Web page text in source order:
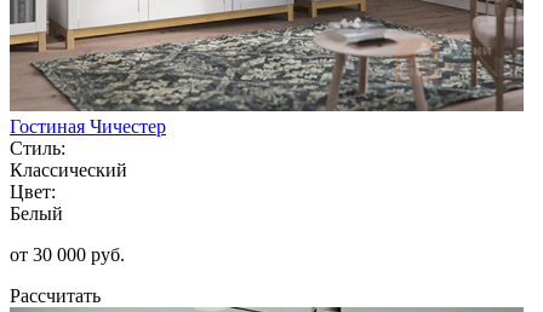
Гостиная Чичестер
Стиль:
Классический
Цвет:
Белый
от 30 000 руб.
Рассчитать